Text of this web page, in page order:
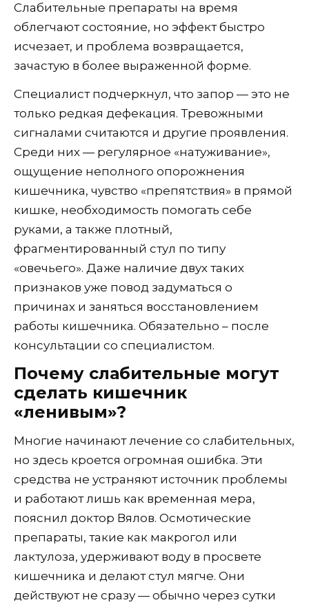
Слабительные препараты на время
облегчают состояние, но эффект быстро
исчезает, и проблема возвращается,
зачастую в более выраженной форме.
Специалист подчеркнул, что запор — это не
только редкая дефекация. Тревожными
сигналами считаются и другие проявления.
Среди них — регулярное «натуживание»,
ощущение неполного опорожнения
кишечника, чувство «препятствия» в прямой
кишке, необходимость помогать себе
руками, а также плотный,
фрагментированный стул по типу
«овечьего». Даже наличие двух таких
признаков уже повод задуматься о
причинах и заняться восстановлением
работы кишечника. Обязательно – после
консультации со специалистом.
Почему слабительные могут
сделать кишечник
«ленивым»?
Многие начинают лечение со слабительных,
но здесь кроется огромная ошибка. Эти
средства не устраняют источник проблемы
и работают лишь как временная мера,
пояснил доктор Вялов. Осмотические
препараты, такие как макрогол или
лактулоза, удерживают воду в просвете
кишечника и делают стул мягче. Они
действуют не сразу — обычно через сутки